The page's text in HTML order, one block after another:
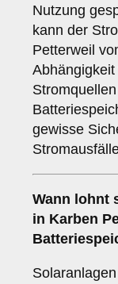
Nutzung
kann der
Petterweil
gewisse
Wann lohnt
in Karben